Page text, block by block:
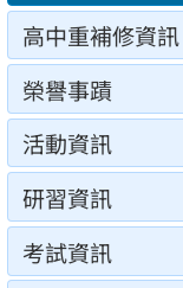
高中重補修資訊
榮譽事蹟
活動資訊
研習資訊
考試資訊